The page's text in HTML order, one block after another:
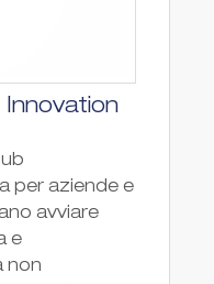
Innovation
per aziende e
avviare
e
non